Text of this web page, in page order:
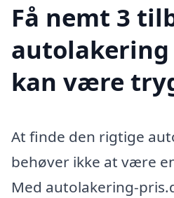
Få nemt 3
autolakering
kan være
At finde den rigtige
behøver ikke at være
Med autolakering-